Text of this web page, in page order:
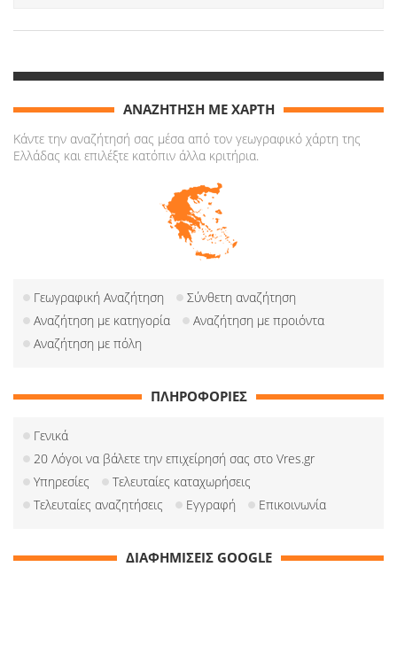
ΑΝΑΖΗΤΗΣΗ ΜΕ ΧΑΡΤΗ
Κάντε την αναζήτησή σας μέσα από τον γεωγραφικό χάρτη της
Ελλάδας και επιλέξτε κατόπιν άλλα κριτήρια.
Γεωγραφική Αναζήτηση
Σύνθετη αναζήτηση
Αναζήτηση με κατηγορία
Αναζήτηση με προιόντα
Αναζήτηση με πόλη
ΠΛΗΡΟΦΟΡΙΕΣ
Γενικά
20 Λόγοι να βάλετε την επιχείρησή σας στο Vres.gr
Υπηρεσίες
Τελευταίες καταχωρήσεις
Τελευταίες αναζητήσεις
Εγγραφή Επικοινωνία
ΔΙΑΦΗΜΙΣΕΙΣ GOOGLE